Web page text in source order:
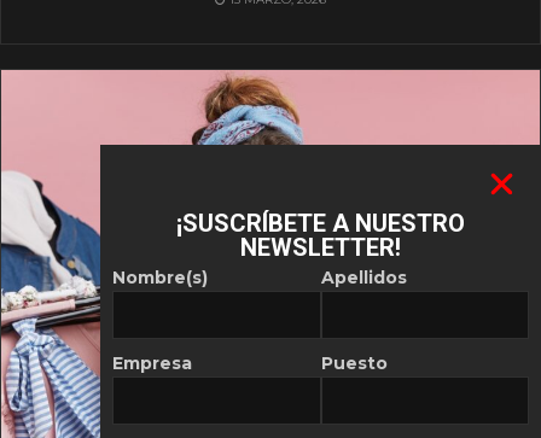
¡SUSCRÍBETE A NUESTRO
NEWSLETTER!
Nombre(s)
Empresa
Apellidos
Puesto